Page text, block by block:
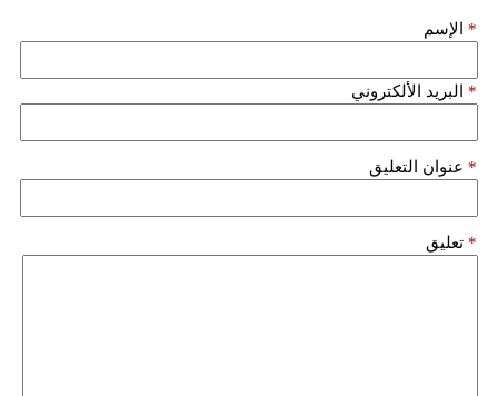
الإسم *
البريد الألكتروني *
عنوان التعليق *
تعليق *